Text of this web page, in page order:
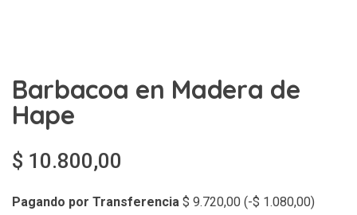
Barbacoa en Madera de
Hape
$ 10.800,00
Pagando por Transferencia $ 9.720,00 (-$ 1.080,00)